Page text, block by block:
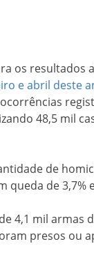
os resultados
e abril deste
48,5 mil
de
de 3,7%
4,1 mil armas
presos ou